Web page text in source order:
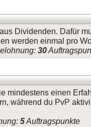
Dividenden. Dafür
werden einmal pro
30
mindestens einen
während du PvP
5Auftragspunkte